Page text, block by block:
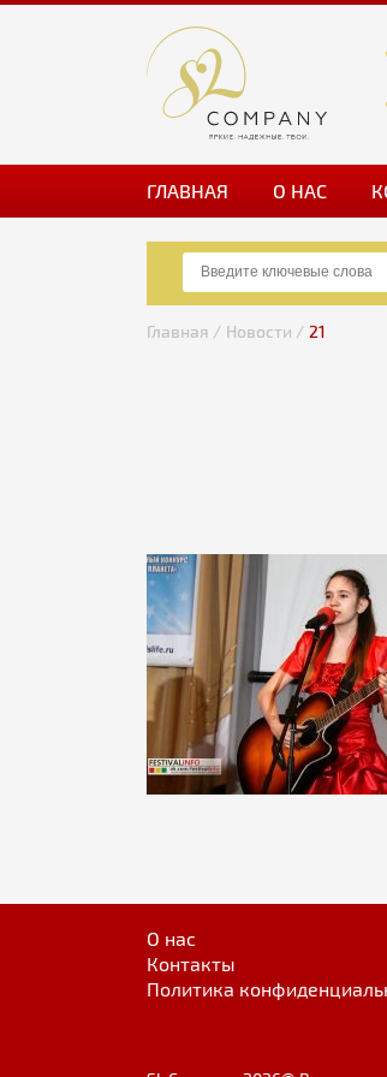
ГЛАВНАЯ О НАС
Главная / Новости / 21
О нас
Контакты
Политика